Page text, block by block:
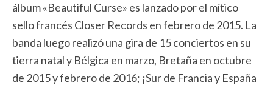
álbum «Beautiful Curse» es lanzado por el mítico
sello francés Closer Records en febrero de 2015. La
banda luego realizó una gira de 15 conciertos en su
tierra natal y Bélgica en marzo, Bretaña en octubre
de 2015 y febrero de 2016; ¡Sur de Francia y España